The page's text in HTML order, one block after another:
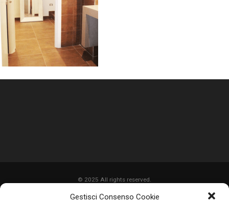
Gestisci Consenso Cookie
© 2025 All rights reserved.